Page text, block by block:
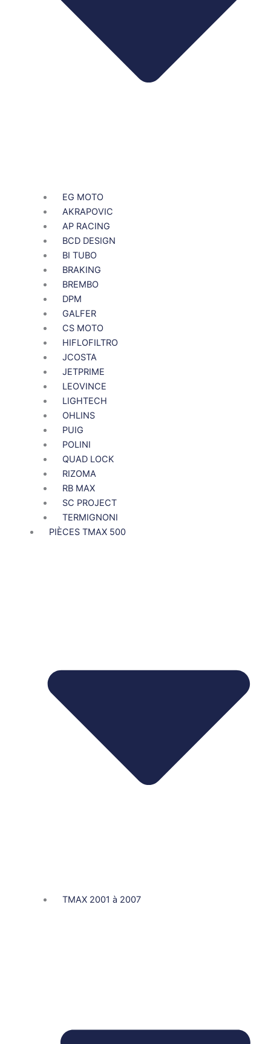
EG MOTO
AKRAPOVIC
AP RACING
BCD DESIGN
BI TUBO
BRAKING
BREMBO
DPM
GALFER
CS MOTO
HIFLOFILTRO
JCOSTA
JETPRIME
LEOVINCE
LIGHTECH
OHLINS
PUIG
POLINI
QUAD LOCK
RIZOMA
RB MAX
SC PROJECT
TERMIGNONI
PIÈCES TMAX 500
TMAX 2001 à 2007